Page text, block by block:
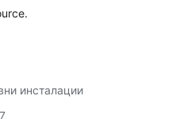
инсталации